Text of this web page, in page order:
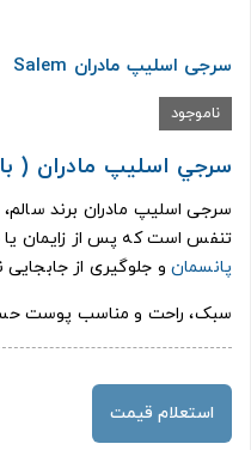
سرجی اسليپ مادران Salem
ناموجود
سرجي اسليپ مادران (
سرجی اسلیپ مادران برند
تنفس است که پس از زایمان یا
پانسمانو جلوگیری از
سبک، راحت و مناسب پوست
استعلام قیمت